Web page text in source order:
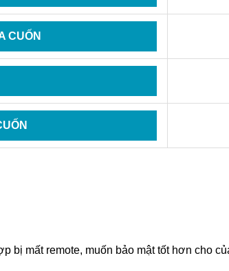
CUỐN
bị mất remote, muốn bảo mật tốt hơn cho